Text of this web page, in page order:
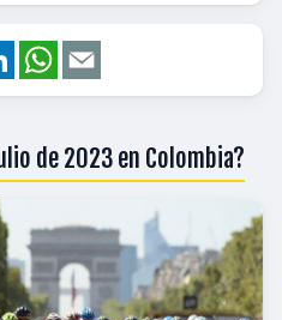
de 2023 en Colombia?